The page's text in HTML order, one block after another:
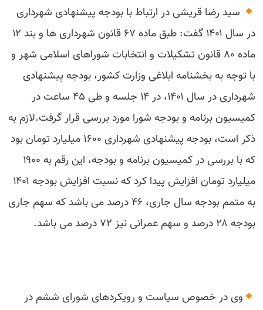
سید رضا قریشی در ارتباط با بودجه پیشنهادی شهرداری
در سال ۱۴۰۱ گفت: طبق ماده ۶۷ قانون شهرداری ها و بند ۱۲
ماده ۸۰ قانون تشکیلات و انتخابات شوراهای اسلامی شهر و
با توجه به بخشنامه ابلاغی وزارت کشور، بودجه پیشنهادی
شهرداری در سال ۱۴۰۱، در ۱۴ جلسه و طی ۴۵ ساعت در
کمیسیون برنامه و بودجه شورا مورد بررسی قرار گرفت.لازم به
ذکر است، بودجه پیشنهادی شهرداری ۱۶۰۰ میلیارد تومان بود
که با بررسی در کمیسیون برنامه و بودجه، این رقم به ۱۹۰۰
میلیارد تومان افزایش پیدا کرد که نسبت افزایش بودجه ۱۴۰۱
به متمم بودجه سال جاری، ۴۶ درصد می باشد که سهم جاری
بودجه ۲۸ درصد و سهم عمرانی نیز ۷۲ درصد می باشد.
وی در خصوص سیاست و رویکردهای شورای ششم در